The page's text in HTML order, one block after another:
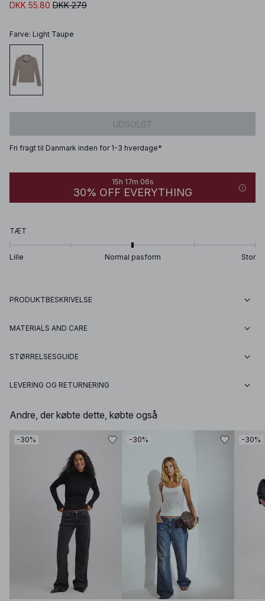
DKK 55.80 DKK 279
Farve: Light Taupe
UDSOLGT
Fri fragt til Danmark inden for 1-3 hverdage*
15h 17m 06s
30% OFF EVERYTHING
TÆT
Lille Normal pasform Stor
PRODUKTBESKRIVELSE
MATERIALS AND CARE
STØRRELSESGUIDE
LEVERING OG RETURNERING
Andre, der købte dette, købte også
-30% -30% -30%